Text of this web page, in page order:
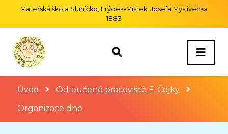
Mateřská škola Sluníčko, Frýdek-Místek, Josefa Myslivečka
1883
Úvod
Odloučené pracoviště F. Čejky
Organizace dne